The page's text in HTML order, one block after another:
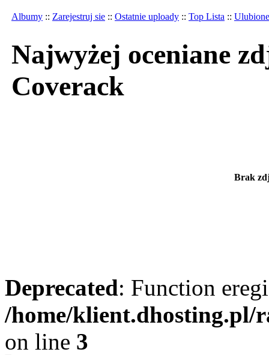
Albumy :: Zarejestruj sie :: Ostatnie uploady :: Top Lista :: Ulubione
Najwyżej oceniane
Coverack
Brak
Deprecated: Function
/home/
on line 3